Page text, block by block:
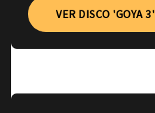
VER DISCO 'GOYA 3'